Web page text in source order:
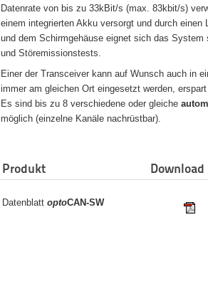
Datenrate von bis zu 33kBit/s (max. 83kbit/s)
einem integrierten Akku versorgt und durch einen
und dem Schirmgehäuse eignet sich das
und Störemissionstests.
Einer der Transceiver kann auf Wunsch auch in
immer am gleichen Ort eingesetzt werden,
Es sind bis zu 8 verschiedene oder gleiche
möglich (einzelne Kanäle nachrüstbar).
Produkt Download
Datenblatt optoCAN-SW